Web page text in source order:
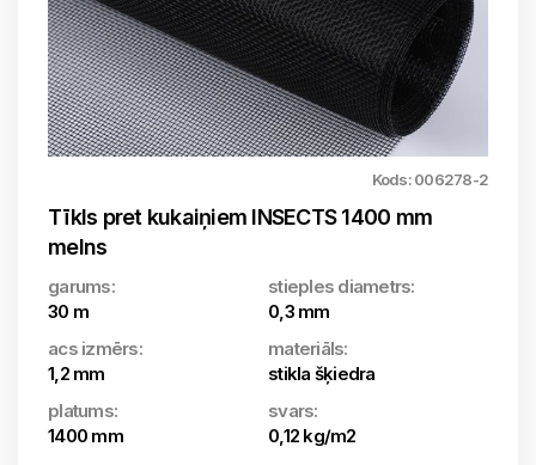
Kods: 006278-2
Tīkls pret kukaiņiem INSECTS 1400 mm
melns
garums:
30 m
stieples diametrs:
0,3 mm
acs izmērs:
1,2 mm
materiāls:
stikla šķiedra
platums:
1400 mm
svars:
0,12 kg/m2